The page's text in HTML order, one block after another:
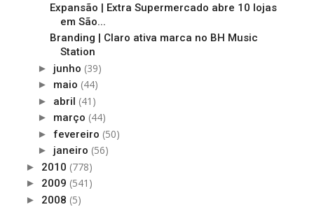
Expansão | Extra Supermercado abre 10 lojas
em São...
Branding | Claro ativa marca no BH Music
Station
► junho (39)
► maio (44)
► abril (41)
► março (44)
► fevereiro (50)
► janeiro (56)
► 2010 (778)
► 2009 (541)
► 2008 (5)